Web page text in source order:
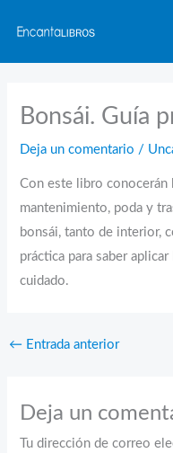
contenido
Bonsái. Guía
Deja un comentario /
Con este libro conocerán
mantenimiento, poda y
bonsái, tanto de interior,
práctica para saber
cuidado.
← Entrada anterior
Deja un
Tu dirección de correo